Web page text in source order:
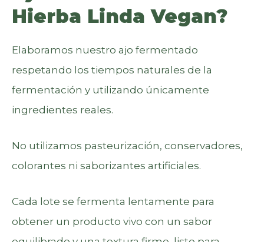
Hierba Linda Vegan?
Elaboramos nuestro ajo fermentado
respetando los tiempos naturales de la
fermentación y utilizando únicamente
ingredientes reales.
No utilizamos pasteurización, conservadores,
colorantes ni saborizantes artificiales.
Cada lote se fermenta lentamente para
obtener un producto vivo con un sabor